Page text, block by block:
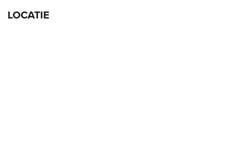
LOCATIE